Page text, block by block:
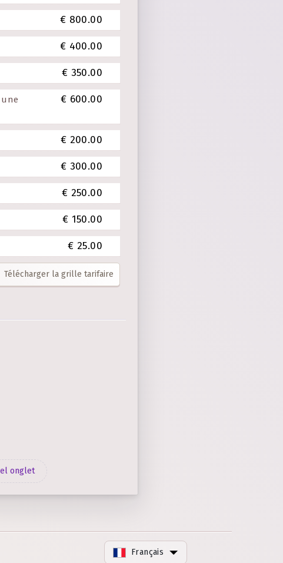
€ 800.00
€ 400.00
€ 350.00
€ 600.00
€ 200.00
€ 300.00
€ 250.00
€ 150.00
€ 25.00
Télécharger la grille tarifaire
onglet
Français